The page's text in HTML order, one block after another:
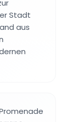
Stadt
aus